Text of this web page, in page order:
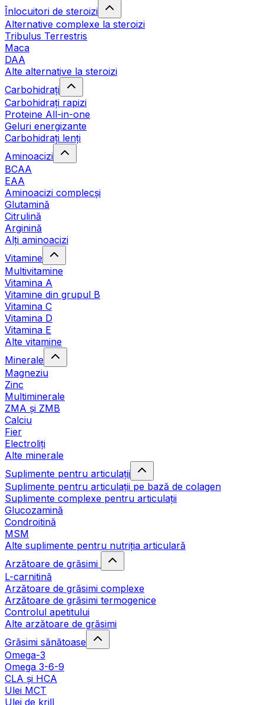
Înlocuitori de steroizi
Alternative complexe la steroizi
Tribulus Terrestris
Maca
DAA
Alte alternative la steroizi
Carbohidrați
Carbohidrați rapizi
Proteine All-in-one
Geluri energizante
Carbohidrați lenți
Aminoacizi
BCAA
EAA
Aminoacizi complecși
Glutamină
Citrulină
Arginină
Alți aminoacizi
Vitamine
Multivitamine
Vitamina A
Vitamine din grupul B
Vitamina C
Vitamina D
Vitamina E
Alte vitamine
Minerale
Magneziu
Zinc
Multiminerale
ZMA și ZMB
Calciu
Fier
Electroliți
Alte minerale
Suplimente pentru articulații
Suplimente pentru articulații pe bază de colagen
Suplimente complexe pentru articulații
Glucozamină
Condroitină
MSM
Alte suplimente pentru nutriția articulară
Arzătoare de grăsimi
L-carnitină
Arzătoare de grăsimi complexe
Arzătoare de grăsimi termogenice
Controlul apetitului
Alte arzătoare de grăsimi
Grăsimi sănătoase
Omega-3
Omega 3-6-9
CLA şi HCA
Ulei MCT
Ulei de krill